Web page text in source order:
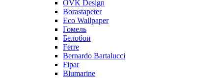
OVK Design
Borastapeter
Eco Wallpaper
Гомель
Белобои
Ferre
Bernardo Bartalucci
Fipar
Blumarine